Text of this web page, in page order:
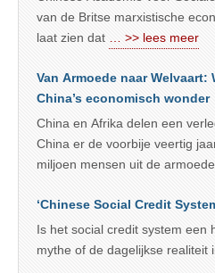
van de Britse marxistische
laat zien dat
… >> lees meer
Van Armoede naar Welvaart:
China’s economisch wonder
China en Afrika delen een
China er de voorbije veertig
miljoen mensen uit de armoede
‘Chinese Social Credit
Is het social credit system een
mythe of de dagelijkse realiteit